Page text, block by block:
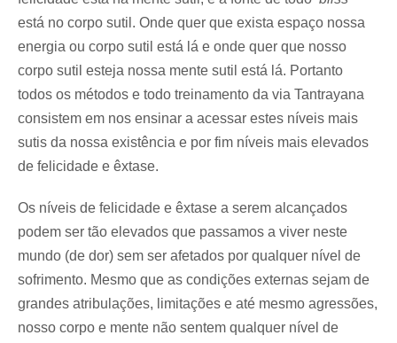
está no corpo sutil. Onde quer que exista espaço nossa
energia ou corpo sutil está lá e onde quer que nosso
corpo sutil esteja nossa mente sutil está lá. Portanto
todos os métodos e todo treinamento da via Tantrayana
consistem em nos ensinar a acessar estes níveis mais
sutis da nossa existência e por fim níveis mais elevados
de felicidade e êxtase.
Os níveis de felicidade e êxtase a serem alcançados
podem ser tão elevados que passamos a viver neste
mundo (de dor) sem ser afetados por qualquer nível de
sofrimento. Mesmo que as condições externas sejam de
grandes atribulações, limitações e até mesmo agressões,
nosso corpo e mente não sentem qualquer nível de